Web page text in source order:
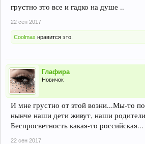
грустно это все и гадко на душе ..
22 сен 2017
Coolmax нравится это.
Глафира
Новичок
И мне грустно от этой возни...Мы-то
нынче наши дети живут, наши
Беспросветность какая-то российская...
22 сен 2017